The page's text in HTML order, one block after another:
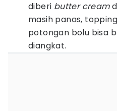
diberi butter cream
masih panas,
potongan bolu bisa
diangkat.